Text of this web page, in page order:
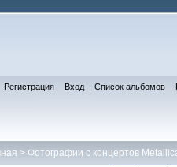
Регистрация Вход Список альбомов
> Фотографии с концертов